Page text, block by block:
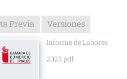
Previa Versiones
Informe de Labores
2023.pdf